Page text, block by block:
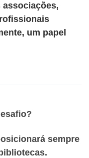
associações,
um papel
sempre